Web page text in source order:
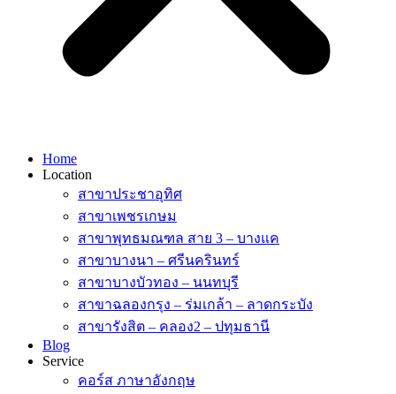
Home
Location
สาขาประชาอุทิศ
สาขาเพชรเกษม
สาขาพุทธมณฑล สาย 3 – บางแค
สาขาบางนา – ศรีนครินทร์
สาขาบางบัวทอง – นนทบุรี
สาขาฉลองกรุง – ร่มเกล้า – ลาดกระบัง
สาขารังสิต – คลอง2 – ปทุมธานี
Blog
Service
คอร์ส ภาษาอังกฤษ